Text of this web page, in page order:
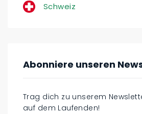
Schweiz
Abonniere unseren
Trag dich zu unserem
auf dem Laufenden!